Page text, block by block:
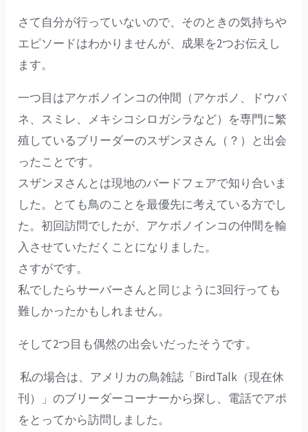
さて自分が行っていないので、そのときの気持ちや
エピソードはわかりませんが、成果を2つお伝えし
ます。
一つ目はアケボノインコの仲間（アケボノ、ドウバ
ネ、スミレ、メキシコシロガシラなど）を専門に繁
殖しているブリーダーのスザンヌさん（？）と出会
ったことです。
スザンヌさんとは現地のバードフェアで知り合いま
した。とても鳥のことを最優先に考えている方でし
た。初回訪問でしたが、アケボノインコの仲間を輸
入させていただくことになりました。
さすがです。
私でしたらサーバーさんと同じように3回行っても
難しかったかもしれません。
そして2つ目も偶然の出会いだったそうです。
私の場合は、アメリカの鳥雑誌「BirdTalk（現在休
刊）」のブリーダーコーナーから探し、電話でアポ
をとってから訪問しました。